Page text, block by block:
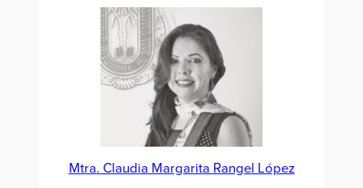
Mtra. Claudia Margarita Rangel López